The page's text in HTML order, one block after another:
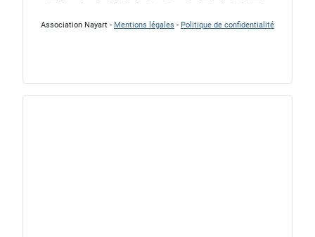
Association Nayart - Mentions légales - Politique de confidentialité